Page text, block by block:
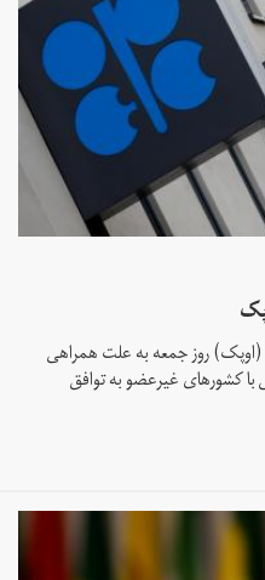
روز جمعه به علت همراهی
کشورهای غیرعضو به توافق